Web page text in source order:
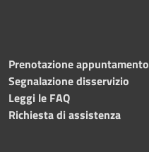
Prenotazione appuntamento
Segnalazione disservizio
Leggi le FAQ
Richiesta di assistenza